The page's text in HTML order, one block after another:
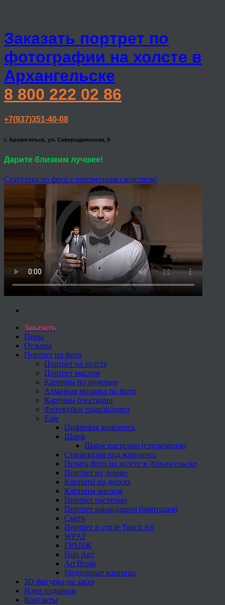
Заказать портрет по
фотографии на холсте в
Архангельске
8 800 222 02 86
+7(937)351-40-08
г. Архангельск, ул. Северодвинская, 9
Дарите близким лучшее!
Статуэтка по фото с портретным сходством!
Заказать
Цены
Отзывы
Портрет по фото
Портрет на холсте
Портрет маслом
Картины по номерам
Алмазная мозаика по фото
Картины блестками
Фотокубик трансформер
Еще
Цифровая живопись
Шарж
Шарж пастелью (стилизация)
Стилизация под живопись
Печать фото на холсте в Архангельске
Портрет на дереве
Картины на досках
Картины маслом
Портрет пастелью
Портрет карандашом (имитация)
Скетч
Портрет в стиле Touch Art
WPAP
ГРАНЖ
Поп Арт
Art Brush
Модульные картины
3D фигурка на заказ
Идеи подарков
Контакты